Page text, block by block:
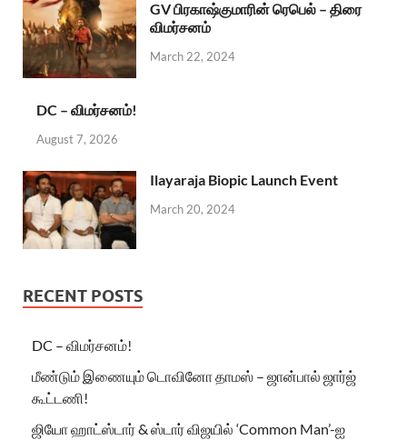
GV பிரகாஷ்குமாரின் ரெபெல் – திரை
விமர்சனம்
March 22, 2024
DC – விமர்சனம்!
August 7, 2026
Ilayaraja Biopic Launch Event
March 20, 2024
RECENT POSTS
DC – விமர்சனம்!
மீண்டும் இணையும் டொவினோ தாமஸ் – ஜான்பால் ஜார்ஜ்
கூட்டணி!
ஜியோ ஹாட்ஸ்டார் & ஸ்டார் விஜயில் ‘Common Man’-ஐ